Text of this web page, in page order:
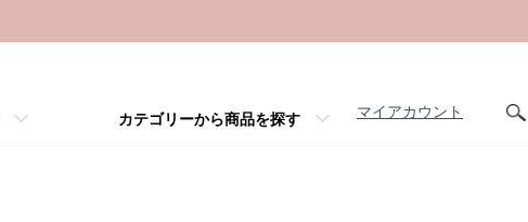
マイアカウント
カテゴリーから商品を探す